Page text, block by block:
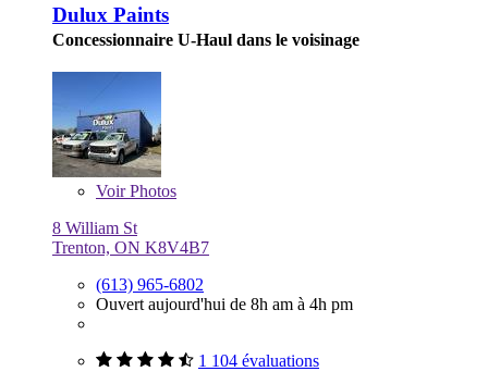
Dulux Paints
Concessionnaire U-Haul dans le voisinage
VoirPhotos
8 William St
Trenton, ON K8V4B7
(613) 965-6802
Ouvert aujourd'hui de 8h am à 4h pm
1 104 évaluations